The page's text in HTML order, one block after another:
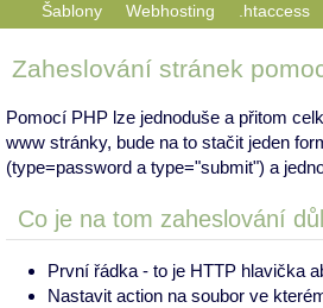
Šablony
Webhosting .htaccess
Zaheslování stránek
Pomocí PHP lze jednoduše a přitom
www stránky, bude na to stačit jeden
(type=password a type="submit") a
Co je na tom zaheslování
První řádka - to je HTTP hlavička
Nastavit action na soubor ve